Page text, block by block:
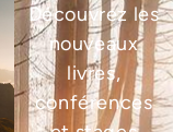
Découvrez les
nouveaux
livres,
conférences